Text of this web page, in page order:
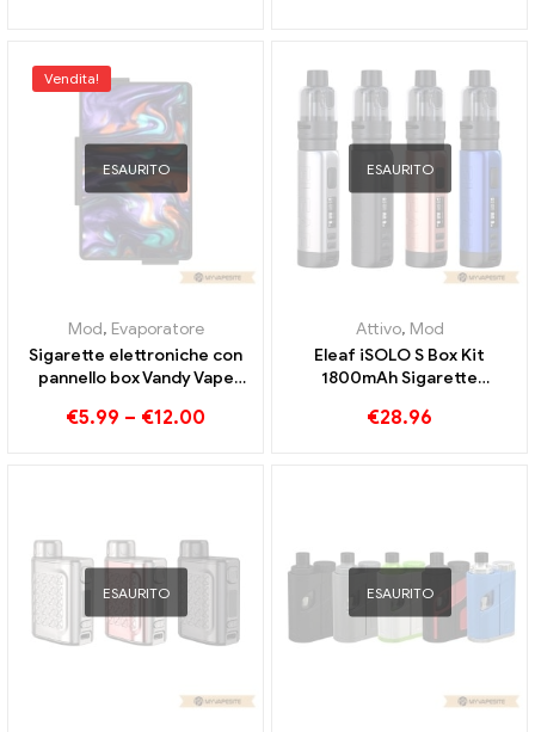
Vendita!
ESAURITO
Mod, Evaporatore
Sigarette elettroniche con
pannello box Vandy Vape
Personalizzato
€5.99 – €12.00
ESAURITO
Attivo, Mod
Eleaf iSOLO S Box Kit
1800mAh Sigarette
Personalizzato
€28.96
ESAURITO ESAURITO